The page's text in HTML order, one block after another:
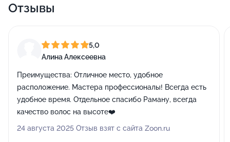
Отзывы
5,0
Алина Алексеевна
Преимущества: Отличное место, удобное
расположение. Мастера профессионалы! Всегда есть
удобное время. Отдельное спасибо Раману, всегда
качество волос на высоте❤️
24 августа 2025 Отзыв взят с сайта Zoon.ru